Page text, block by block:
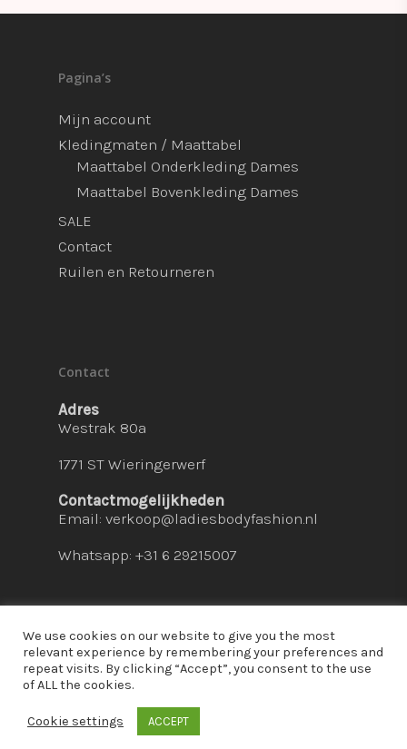
Pagina’s
Mijn account
Kledingmaten / Maattabel
Maattabel Onderkleding Dames
Maattabel Bovenkleding Dames
SALE
Contact
Ruilen en Retourneren
Contact
Adres
Westrak 80a
1771 ST Wieringerwerf
Contactmogelijkheden
Email: verkoop@ladiesbodyfashion.nl
Whatsapp: +31 6 29215007
© 2026 Ladies Bodyfashion. hosted by:
We use cookies on our website to give you the most
relevant experience by remembering your preferences and
repeat visits. By clicking “Accept”, you consent to the use
of ALL the cookies.
Cookie settings ACCEPT